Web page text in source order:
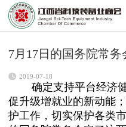
7月17日的国务院常
2019-07-18
确定支持平台经济
促升级增就业的新动能
护工作，切实保护各类